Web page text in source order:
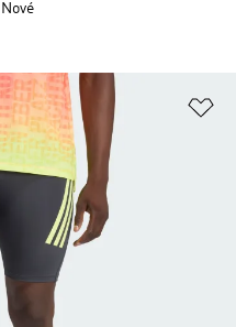
Nové